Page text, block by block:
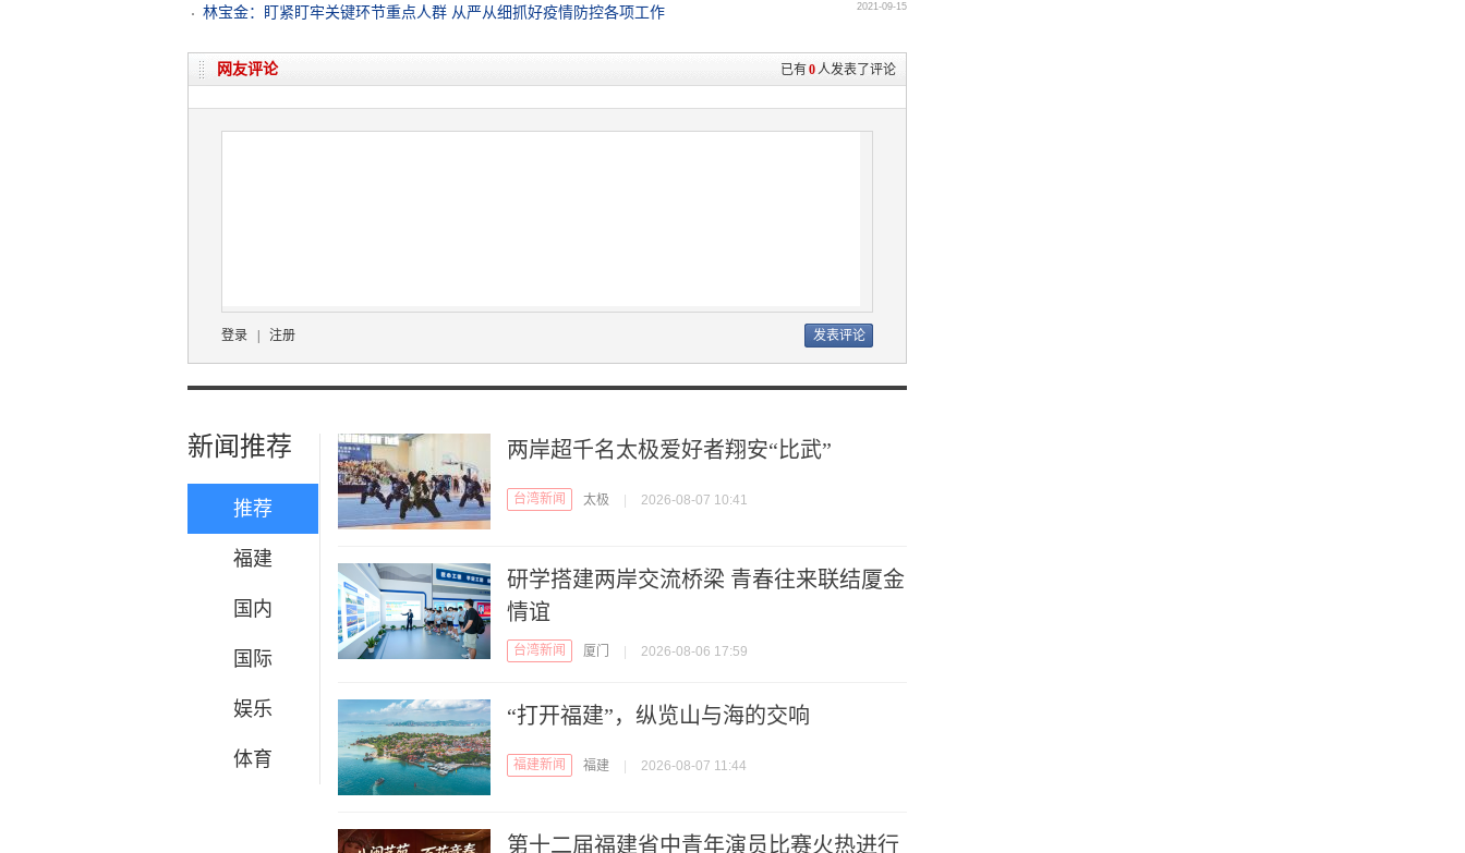
林宝金：盯紧盯牢关键环节重点人群 从严从细抓好疫情防控各项工作 2021-09-15
已有0人发表了评论
网友评论
登录 注册
新闻推荐
推荐
福建
国内
国际
娱乐
体育
两岸超千名太极爱好者翔安“比武”
台湾新闻 太极 2026-08-07 10:41
研学搭建两岸交流桥梁 青春往来联结厦金
情谊
台湾新闻 厦门 2026-08-06 17:59
“打开福建”，纵览山与海的交响
福建新闻 福建 2026-08-07 11:44
第十二届福建省中青年演员比赛火热进行